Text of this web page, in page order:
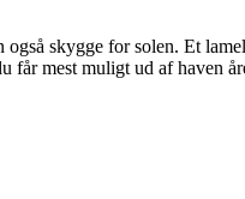
skygge for solen. Et
får mest muligt ud af haven